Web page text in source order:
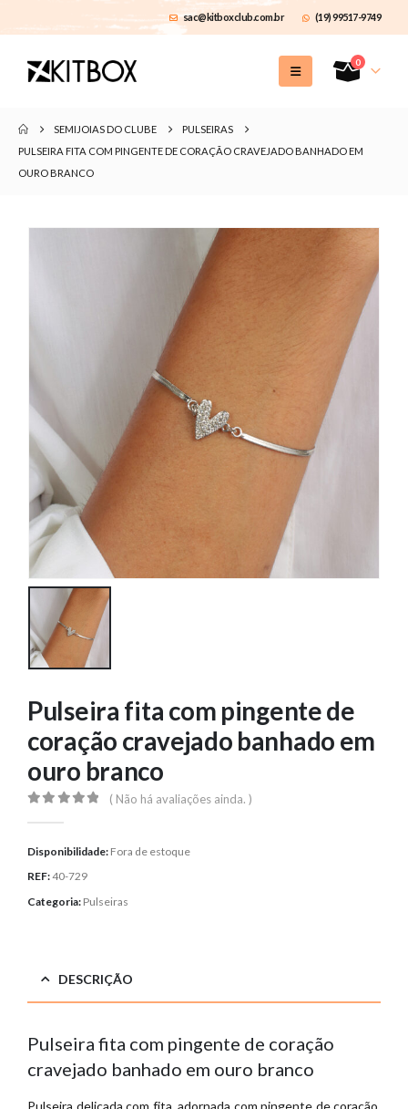
sac@kitboxclub.com.br (19) 99517-9749
0
SEMIJOIAS DO CLUBE
PULSEIRAS
PULSEIRA FITA COM PINGENTE DE CORAÇÃO CRAVEJADO BANHADO EM
OURO BRANCO
Pulseira fita com pingente de
coração cravejado banhado em
ouro branco
( Não há avaliações ainda. )
Disponibilidade: Fora de estoque
REF:40-729
Categoria: Pulseiras
DESCRIÇÃO
Pulseira fita com pingente de coração
cravejado banhado em ouro branco